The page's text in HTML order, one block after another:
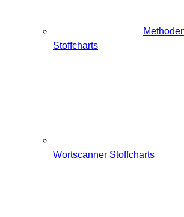
Stoffcharts
Wortscanner Stoffcharts